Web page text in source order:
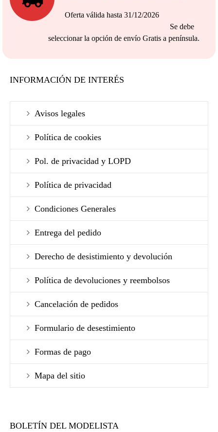
Oferta válida hasta 31/12/2026
Se debe
seleccionar la opción de envío Gratis a península.
INFORMACIÓN DE INTERÉS
Avisos legales
Política de cookies
Pol. de privacidad y LOPD
Política de privacidad
Condiciones Generales
Entrega del pedido
Derecho de desistimiento y devolución
Política de devoluciones y reembolsos
Cancelación de pedidos
Formulario de desestimiento
Formas de pago
Mapa del sitio
BOLETÍN DEL MODELISTA